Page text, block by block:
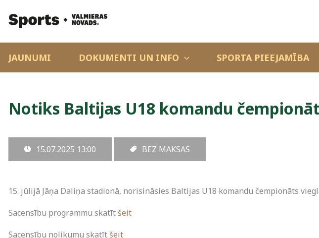
JAUNUMI DOKUMENTI UN INFO SPORTA PIEEJAMĪBA
Notiks Baltijas U18 komandu
15.07.2025 13:00 BEZ MAKSAS
15. jūlijā Jāņa Daliņa stadionā, norisināsies Baltijas U18 komandu čempionāts
Sacensību programmu skatītšeit
Sacensību nolikumu skatītšeit